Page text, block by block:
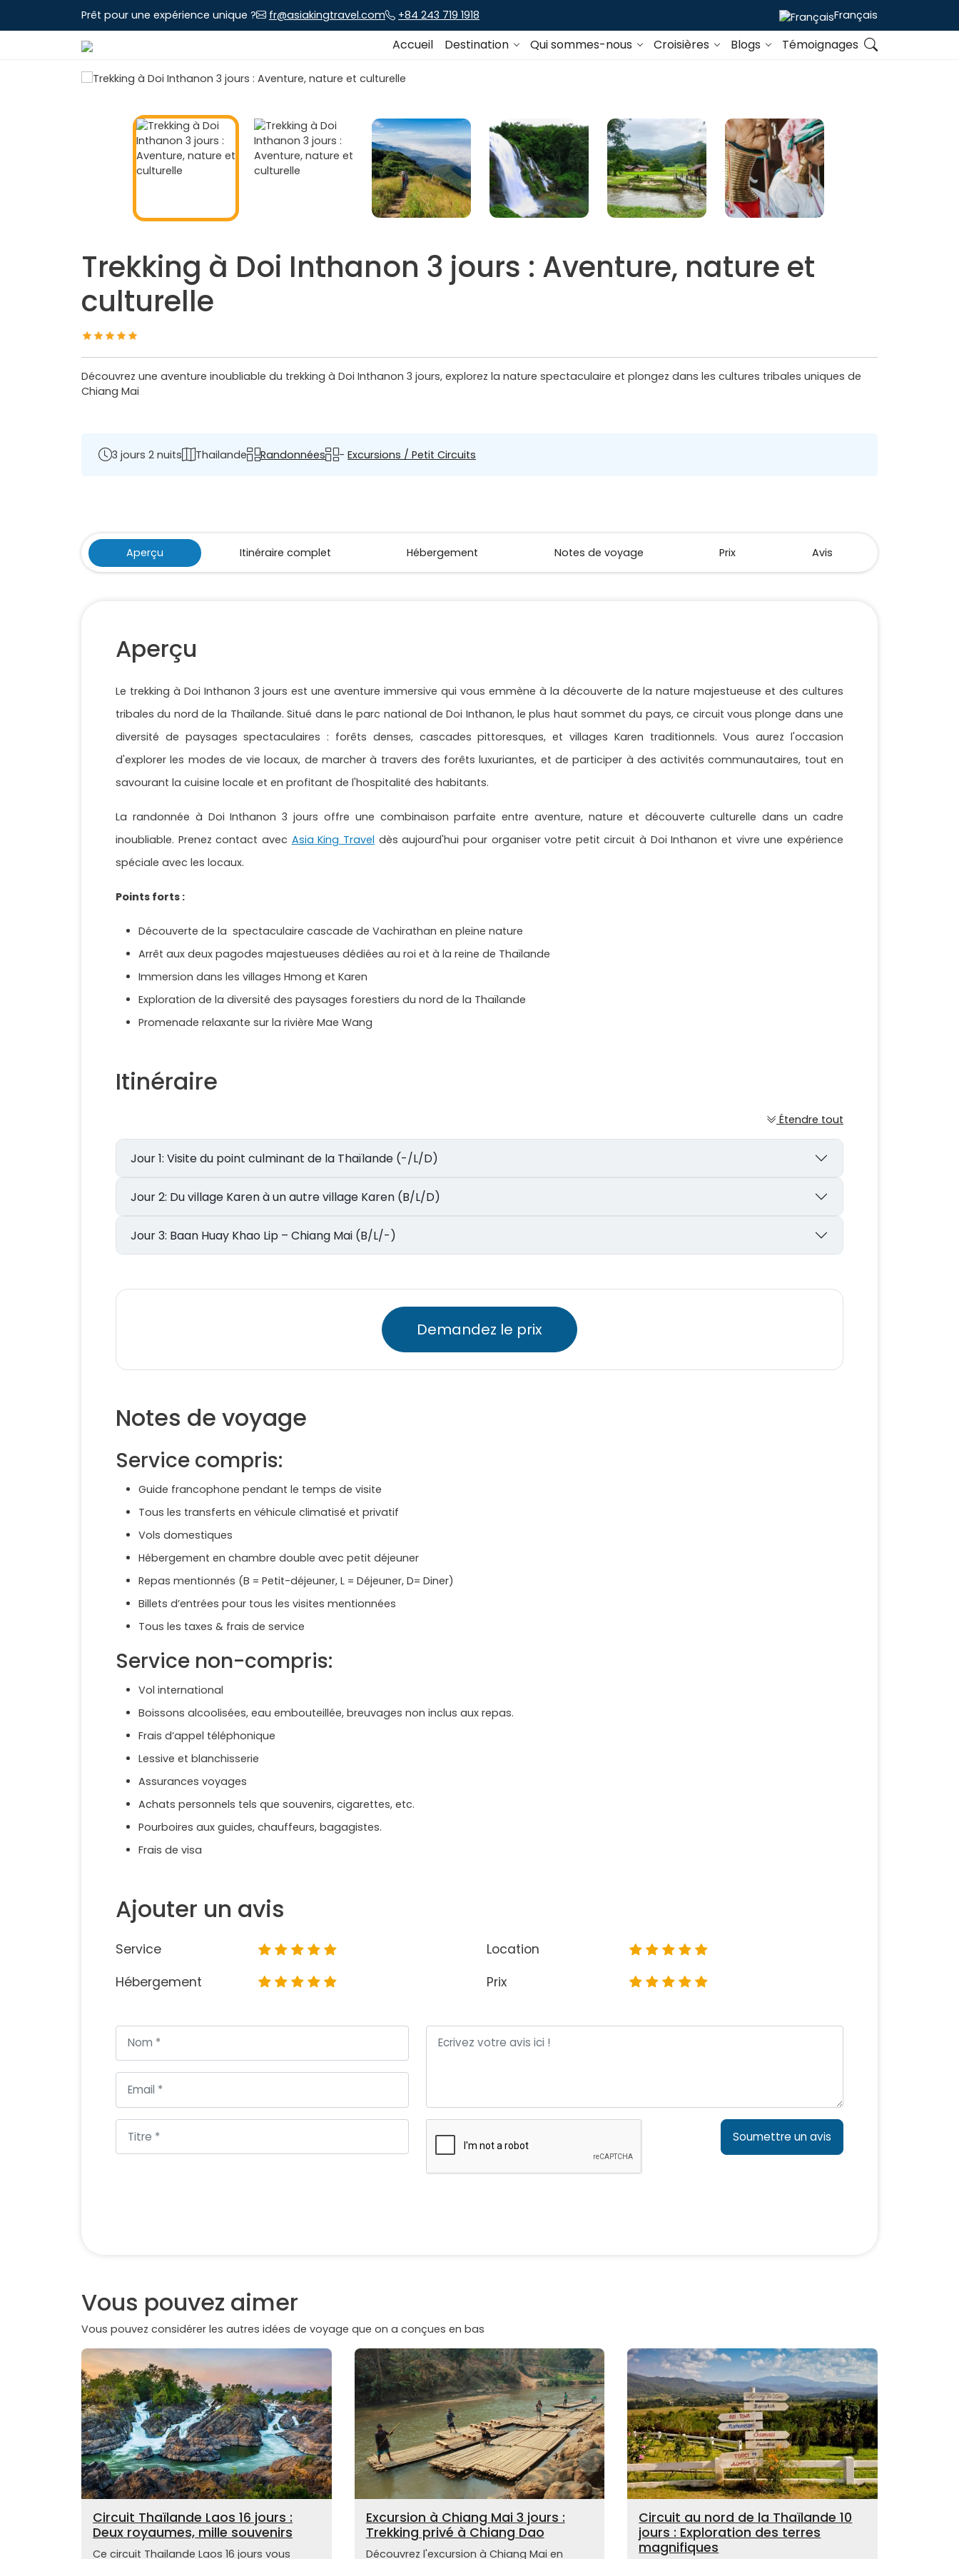
Prêt pour une expérience unique ? fr@asiakingtravel.com +84 243 719 1918 Français
Accueil Destination Qui sommes-nous Croisières Blogs Témoignages
Trekking à Doi Inthanon 3 jours : Aventure, nature et
culturelle
Découvrez une aventure inoubliable du trekking à Doi Inthanon 3 jours, explorez la nature spectaculaire et plongez dans les cultures tribales uniques de
Chiang Mai
3 jours 2 nuits Thailande Randonnées - Excursions / Petit Circuits
Aperçu Itinéraire complet Hébergement Notes de voyage Prix Avis
Aperçu
Le trekking à Doi Inthanon 3 jours est une aventure immersive qui vous emmène à la découverte de la nature majestueuse et des cultures
tribales du nord de la Thaïlande. Situé dans le parc national de Doi Inthanon, le plus haut sommet du pays, ce circuit vous plonge dans une
diversité de paysages spectaculaires : forêts denses, cascades pittoresques, et villages Karen traditionnels. Vous aurez l'occasion
d'explorer les modes de vie locaux, de marcher à travers des forêts luxuriantes, et de participer à des activités communautaires, tout en
savourant la cuisine locale et en profitant de l'hospitalité des habitants.
La randonnée à Doi Inthanon 3 jours offre une combinaison parfaite entre aventure, nature et découverte culturelle dans un cadre
inoubliable. Prenez contact avec Asia King Travel dès aujourd'hui pour organiser votre petit circuit à Doi Inthanon et vivre une expérience
spéciale avec les locaux.
Points forts :
Découverte de la spectaculaire cascade de Vachirathan en pleine nature
Arrêt aux deux pagodes majestueuses dédiées au roi et à la reine de Thaïlande
Immersion dans les villages Hmong et Karen
Exploration de la diversité des paysages forestiers du nord de la Thaïlande
Promenade relaxante sur la rivière Mae Wang
Itinéraire
Étendre tout
Jour 1: Visite du point culminant de la Thaïlande (-/L/D)
Jour 2: Du village Karen à un autre village Karen (B/L/D)
Jour 3: Baan Huay Khao Lip – Chiang Mai (B/L/-)
Demandez le prix
Notes de voyage
Service compris:
Guide francophone pendant le temps de visite
Tous les transferts en véhicule climatisé et privatif
Vols domestiques
Hébergement en chambre double avec petit déjeuner
Repas mentionnés (B = Petit-déjeuner, L = Déjeuner, D= Diner)
Billets d’entrées pour tous les visites mentionnées
Tous les taxes & frais de service
Service non-compris:
Vol international
Boissons alcoolisées, eau embouteillée, breuvages non inclus aux repas.
Frais d’appel téléphonique
Lessive et blanchisserie
Assurances voyages
Achats personnels tels que souvenirs, cigarettes, etc.
Pourboires aux guides, chauffeurs, bagagistes.
Frais de visa
Ajouter un avis
Service
Location
Hébergement
Prix
Soumettre un avis
Vous pouvez aimer
Vous pouvez considérer les autres idées de voyage que on a conçues en bas
Circuit Thaïlande Laos 16 jours :
Deux royaumes, mille souvenirs
Ce circuit Thailande Laos 16 jours vous
Excursion à Chiang Mai 3 jours :
Trekking privé à Chiang Dao
Découvrez l'excursion à Chiang Mai en
Circuit au nord de la Thaïlande 10
jours : Exploration des terres
magnifiques